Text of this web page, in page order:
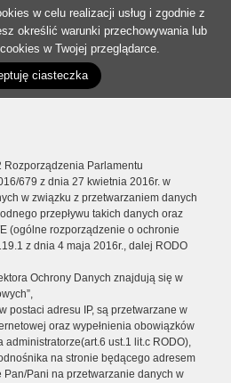
w celu realizacji usług i zgodnie z
określić warunki przechowywania lub
w Twojej przeglądarce.
ciasteczka
Rozporządzenia Parlamentu
679 z dnia 27 kwietnia 2016r. w
w związku z przetwarzaniem danych
przepływu takich danych oraz
(ogólne rozporządzenie o ochronie
z dnia 4 maja 2016r., dalej RODO
Ochrony Danych znajdują się w
postaci adresu IP, są przetwarzane w
oraz wypełnienia obowiązków
ust.1 lit.c RODO),
na stronie będącego adresem
Pani na przetwarzanie danych w